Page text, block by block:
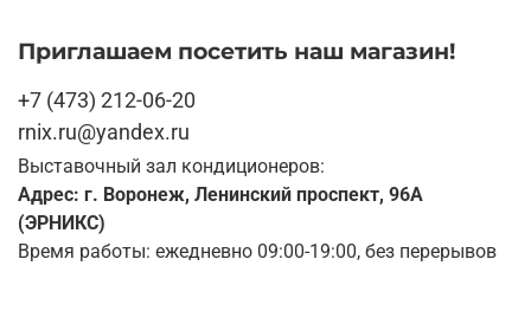
Приглашаем посетить наш магазин!
+7 (473) 212-06-20
rnix.ru@yandex.ru
Выставочный зал кондиционеров:
Адрес: г. Воронеж, Ленинский проспект, 96А
(ЭРНИКС)
Время работы: ежедневно 09:00-19:00, без перерывов